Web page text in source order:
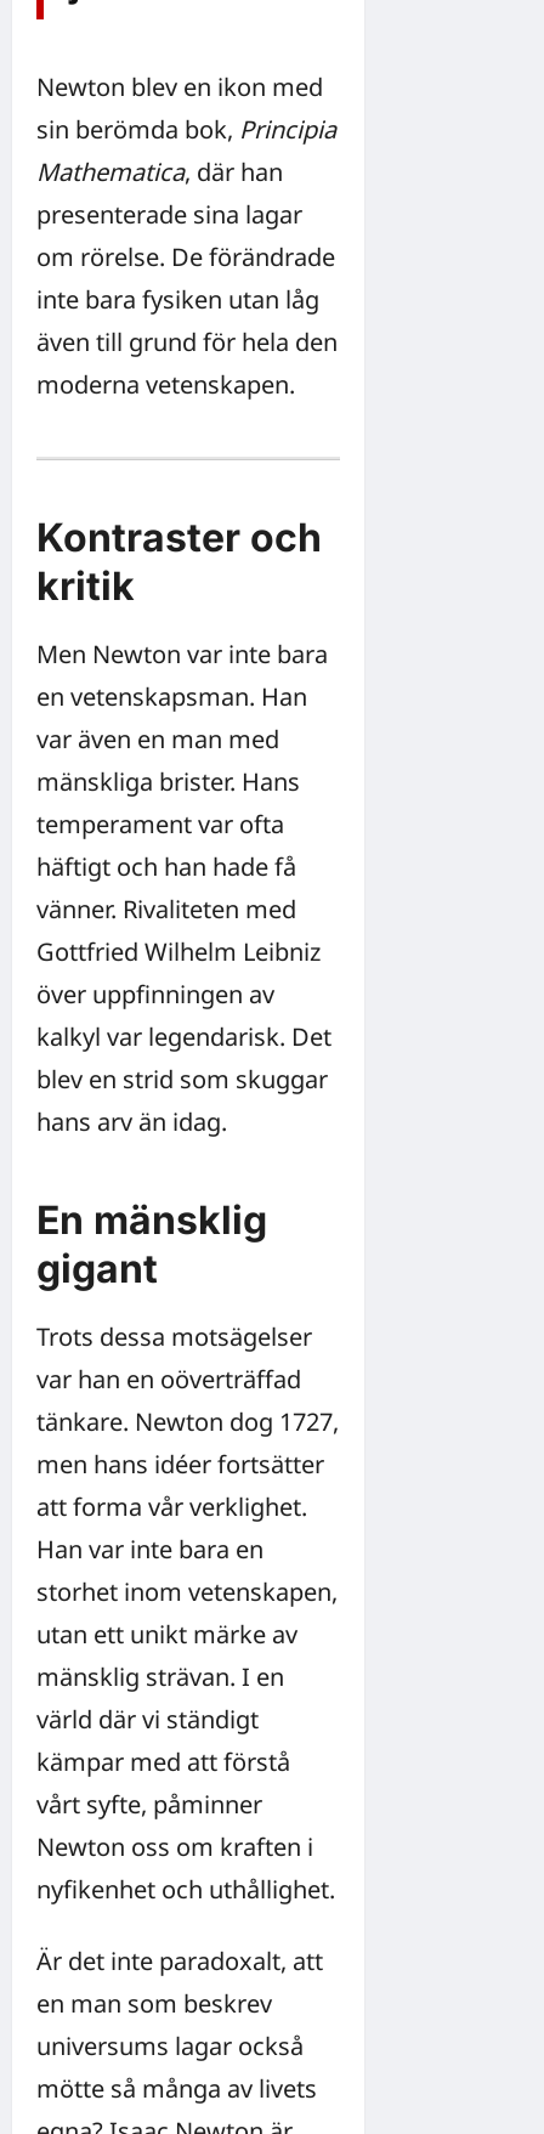
Newton blev en ikon med
sin berömda bok, Principia
Mathematica, där han
presenterade sina lagar
om rörelse. De förändrade
inte bara fysiken utan låg
även till grund för hela den
moderna vetenskapen.
Kontraster och
kritik
Men Newton var inte bara
en vetenskapsman. Han
var även en man med
mänskliga brister. Hans
temperament var ofta
häftigt och han hade få
vänner. Rivaliteten med
Gottfried Wilhelm Leibniz
över uppfinningen av
kalkyl var legendarisk. Det
blev en strid som skuggar
hans arv än idag.
En mänsklig
gigant
Trots dessa motsägelser
var han en oöverträffad
tänkare. Newton dog 1727,
men hans idéer fortsätter
att forma vår verklighet.
Han var inte bara en
storhet inom vetenskapen,
utan ett unikt märke av
mänsklig strävan. I en
värld där vi ständigt
kämpar med att förstå
vårt syfte, påminner
Newton oss om kraften i
nyfikenhet och uthållighet.
Är det inte paradoxalt, att
en man som beskrev
universums lagar också
mötte så många av livets